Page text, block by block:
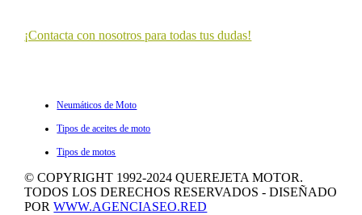
¡Contacta con nosotros para todas tus dudas!
Neumáticos de Moto
Tipos de aceites de moto
Tipos de motos
© COPYRIGHT 1992-2024 QUEREJETA MOTOR.
TODOS LOS DERECHOS RESERVADOS - DISEÑADO
PORWWW.AGENCIASEO.RED